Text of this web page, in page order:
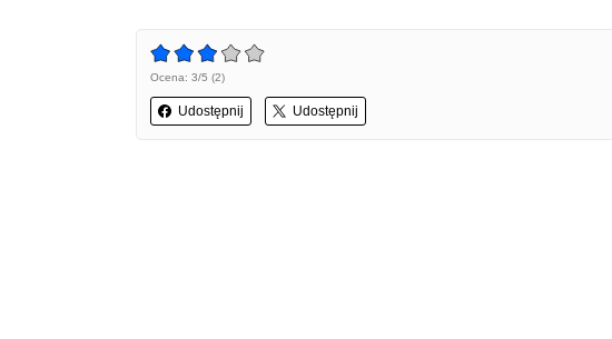
Ocena: 3/5 (2)
Udostępnij Udostępnij